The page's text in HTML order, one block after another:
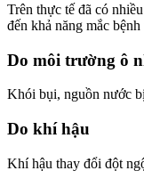
Trên thực tế đã có
đến khả năng mắc
Do môi trường ô
Khói bụi, nguồn nước
Do khí hậu
Khí hậu thay đổi đột